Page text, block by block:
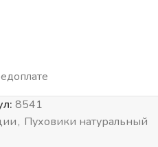
8541
, Пуховики натуральный